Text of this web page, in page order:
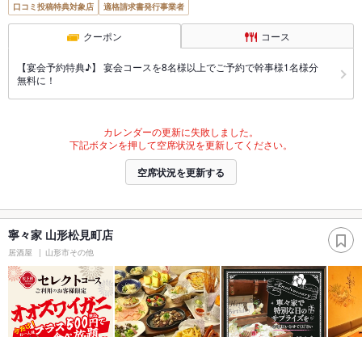
口コミ投稿特典対象店 適格請求書発行事業者
クーポン コース
【宴会予約特典♪】 宴会コースを8名様以上でご予約で幹事様1名様分
無料に！
カレンダーの更新に失敗しました。
下記ボタンを押して空席状況を更新してください。
空席状況を更新する
寧々家 山形松見町店
居酒屋 山形市その他